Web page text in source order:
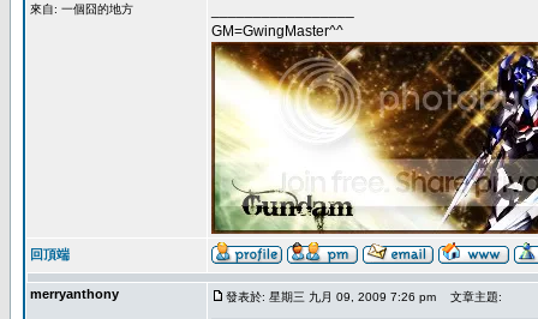
來自: 一個囧的地方
GM=GwingMaster^^
回頂端
merryanthony 發表於: 星期三 九月 09, 2009 7:26 pm 文章主題: